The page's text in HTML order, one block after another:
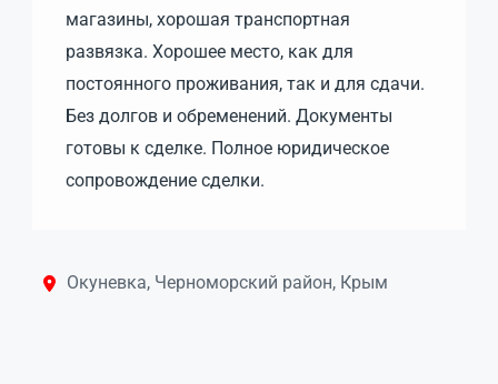
магазины, хорошая транспортная
развязка. Хорошее место, как для
постоянного проживания, так и для сдачи.
Без долгов и обременений. Документы
готовы к сделке. Полное юридическое
сопровождение сделки.
Окуневка, Черноморский район, Крым